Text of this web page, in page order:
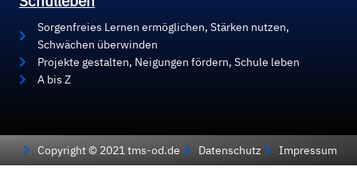
Sorgenfreies Lernen ermöglichen, Stärken nutzen,
Schwächen überwinden
Projekte gestalten, Neigungen fördern, Schule leben
A bis Z
Copyright © 2021 tms-od.de Datenschutz Impressum